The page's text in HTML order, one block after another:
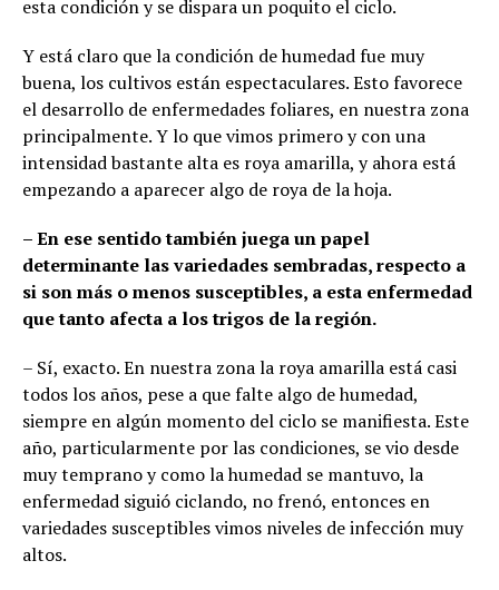
esta condición y se dispara un poquito el ciclo.
Y está claro que la condición de humedad fue muy
buena, los cultivos están espectaculares. Esto favorece
el desarrollo de enfermedades foliares, en nuestra zona
principalmente. Y lo que vimos primero y con una
intensidad bastante alta es roya amarilla, y ahora está
empezando a aparecer algo de roya de la hoja.
– En ese sentido también juega un papel
determinante las variedades sembradas, respecto a
si son más o menos susceptibles, a esta enfermedad
que tanto afecta a los trigos de la región.
– Sí, exacto. En nuestra zona la roya amarilla está casi
todos los años, pese a que falte algo de humedad,
siempre en algún momento del ciclo se manifiesta. Este
año, particularmente por las condiciones, se vio desde
muy temprano y como la humedad se mantuvo, la
enfermedad siguió ciclando, no frenó, entonces en
variedades susceptibles vimos niveles de infección muy
altos.